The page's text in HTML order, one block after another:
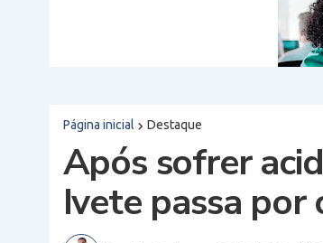
Página inicial Destaque
Após sofrer
Ivete passa por